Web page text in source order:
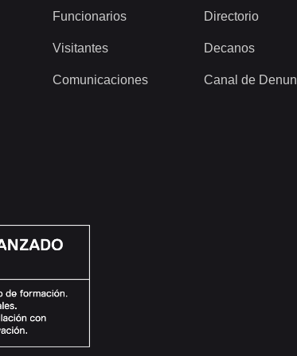
Funcionarios
Visitantes
Comunicaciones
Directorio
Decanos
Canal de